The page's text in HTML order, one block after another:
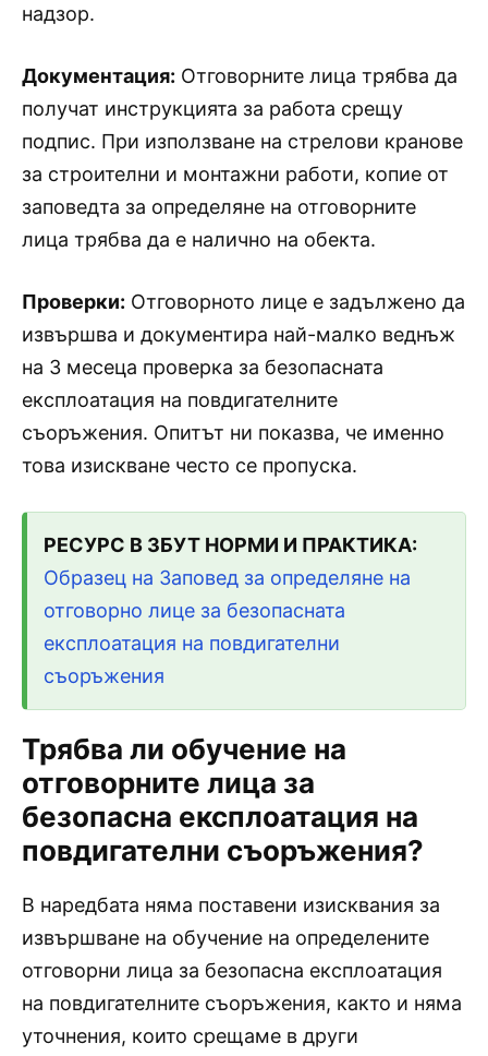
надзор.
Документация: Отговорните лица трябва да
получат инструкцията за работа срещу
подпис. При използване на стрелови кранове
за строителни и монтажни работи, копие от
заповедта за определяне на отговорните
лица трябва да е налично на обекта.
Проверки: Отговорното лице е задължено да
извършва и документира най-малко веднъж
на 3 месеца проверка за безопасната
експлоатация на повдигателните
съоръжения. Опитът ни показва, че именно
това изискване често се пропуска.
РЕСУРС В ЗБУТ НОРМИ И ПРАКТИКА:
Образец на Заповед за определяне на
отговорно лице за безопасната
експлоатация на повдигателни
съоръжения
Трябва ли обучение на
отговорните лица за
безопасна експлоатация на
повдигателни съоръжения?
В наредбата няма поставени изисквания за
извършване на обучение на определените
отговорни лица за безопасна експлоатация
на повдигателните съоръжения, както и няма
уточнения, които срещаме в други